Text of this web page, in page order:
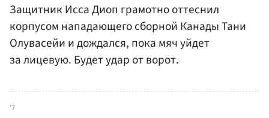
Защитник Исса Диоп грамотно оттеснил
корпусом нападающего сборной Канады Тани
Олувасейи и дождался, пока мяч уйдет
за лицевую. Будет удар от ворот.
'7